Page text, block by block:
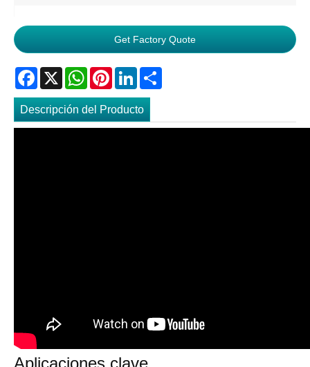
Get Factory Quote
Facebook
X WhatsApp
PinterestLinkedIn
Descripción del Producto